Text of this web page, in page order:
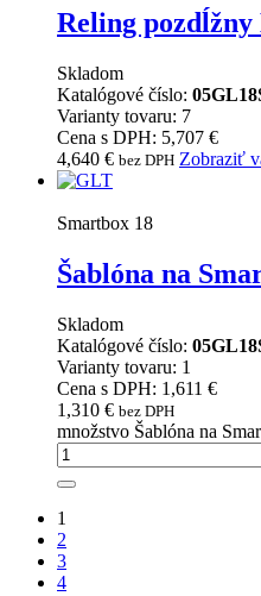
Reling pozdĺžny
Skladom
Katalógové číslo:
Varianty tovaru: 7
Cena s DPH: 5,707 €
4,640 € bez DPH Zobraziť
Smartbox 18
Šablóna na
Skladom
Katalógové číslo:
Varianty tovaru: 1
Cena s DPH: 1,611 €
1,310 € bez DPH
množstvo Šablóna na
1
2
3
4